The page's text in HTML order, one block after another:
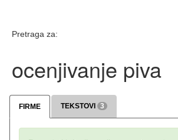
Pretraga za:
ocenjivanje piva
FIRME TEKSTOVI 3